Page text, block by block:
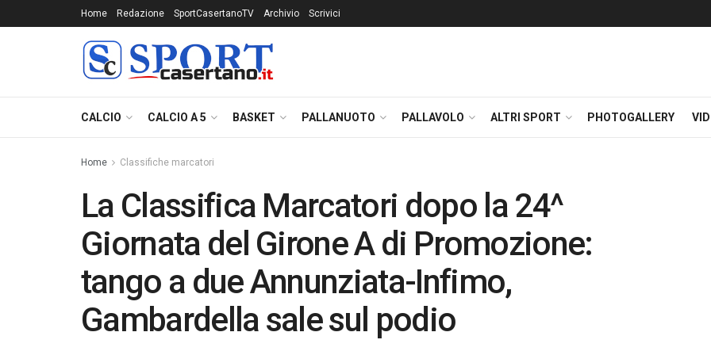
Home Redazione SportCasertanoTV Archivio Scrivici
CALCIO CALCIO A 5 BASKET PALLANUOTO PALLAVOLO ALTRI SPORT PHOTOGALLERY
Home Classifiche marcatori
La Classifica Marcatori dopo la 24^
Giornata del Girone A di Promozione:
tango a due Annunziata-Infimo,
Gambardella sale sul podio